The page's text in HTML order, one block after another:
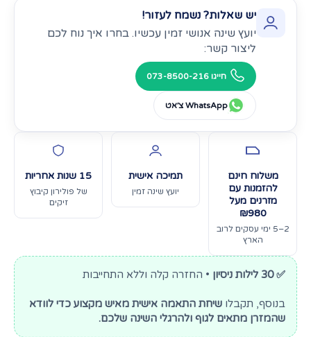
יש שאלות? נשמח לעזור!
יועץ שינה אנושי זמין עכשיו. בחרו איך נוח לכם
ליצור קשר:
חייגו 073-8500-216
WhatsApp צ׳אט
✅ 30 לילות ניסיון • החזרה קלה וללא התחייבות
בנוסף, תקבלו שיחת התאמה אישית מאיש מקצוע כדי לוודא
שהמזרן מתאים לגוף ולהרגלי השינה שלכם.
משלוח חינם
להזמנות עם
מזרנים מעל
₪980
2–5 ימי עסקים לרוב
הארץ
תמיכה אישית
יועץ שינה זמין
15 שנות אחריות
של פולירון קיבוץ
זיקים